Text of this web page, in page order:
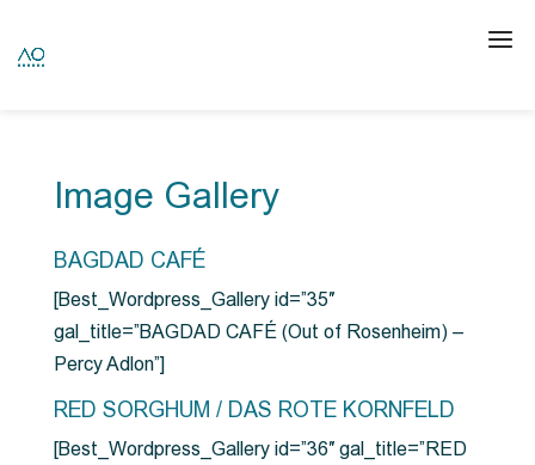
Image Gallery
BAGDAD CAFÉ
[Best_Wordpress_Gallery id=”35″
gal_title=”BAGDAD CAFÉ (Out of Rosenheim) –
Percy Adlon”]
RED SORGHUM / DAS ROTE KORNFELD
[Best_Wordpress_Gallery id=”36″ gal_title=”RED